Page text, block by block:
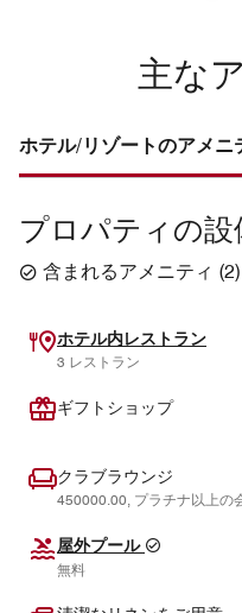
主な
ホテル/リゾートのアメニ
プロパティの設
含まれるアメニティ (2)
ホテル内レストラン
3 レストラン
ギフトショップ
クラブラウンジ
450000.00, プラチナ以上の
屋外プール
無料